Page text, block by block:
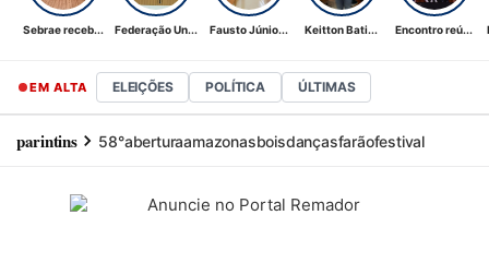
Sebrae receb... Federação Un... Fausto Júnio... Keitton Bati... Encontro reú...
EM ALTA ELEIÇÕES POLÍTICA ÚLTIMAS
parintins 58°aberturaamazonasboisdançasfarãofestival